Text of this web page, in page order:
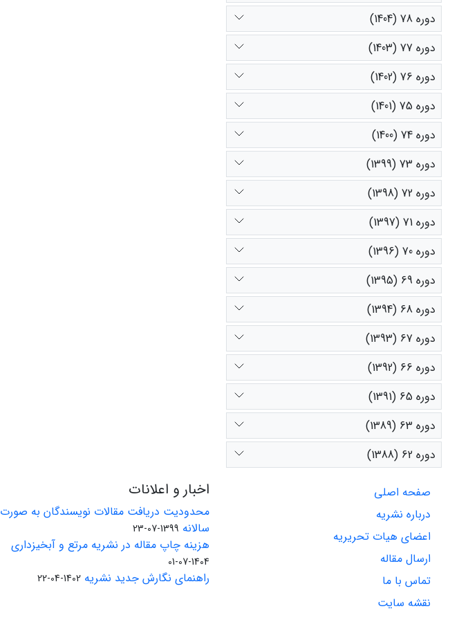
دوره 78 (1404)
دوره 77 (1403)
دوره 76 (1402)
دوره 75 (1401)
دوره 74 (1400)
دوره 73 (1399)
دوره 72 (1398)
دوره 71 (1397)
دوره 70 (1396)
دوره 69 (1395)
دوره 68 (1394)
دوره 67 (1393)
دوره 66 (1392)
دوره 65 (1391)
دوره 63 (1389)
دوره 62 (1388)
صفحه اصلی
درباره نشریه
اعضای هیات تحریریه
ارسال مقاله
تماس با ما
نقشه سایت
اخبار و اعلانات
محدودیت دریافت مقالات نویسندگان به صورت
سالانه 1399-07-23
هزینه چاپ مقاله در نشریه مرتع و آبخیزداری
1404-07-01
راهنمای نگارش جدید نشریه 1402-04-22